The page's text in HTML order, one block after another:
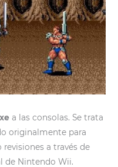
a las consolas. Se trata
originalmente para
a través de
de Nintendo Wii.